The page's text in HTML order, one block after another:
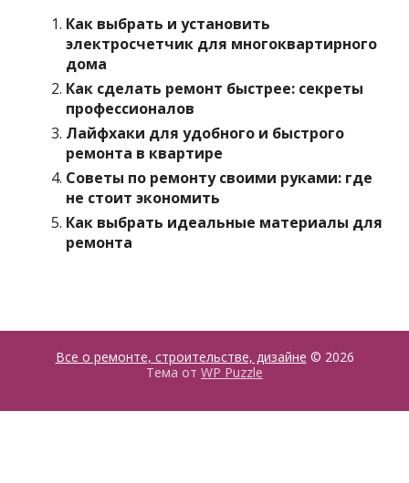
Как выбрать и установить
электросчетчик для многоквартирного
дома
Как сделать ремонт быстрее: секреты
профессионалов
Лайфхаки для удобного и быстрого
ремонта в квартире
Советы по ремонту своими руками: где
не стоит экономить
Как выбрать идеальные материалы для
ремонта
Все о ремонте, строительстве, дизайне © 2026
Тема от WP Puzzle